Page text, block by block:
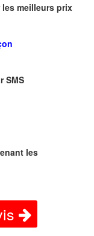
meilleurs prix
SMS
les